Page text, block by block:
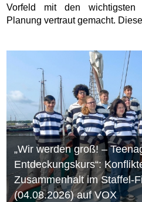
Vorfeld mit den wichtigsten
Planung vertraut gemacht.
„Wir werden groß! –
Entdeckungskurs“:
Zusammenhalt im Staffel-
(04.08.2026) auf VOX